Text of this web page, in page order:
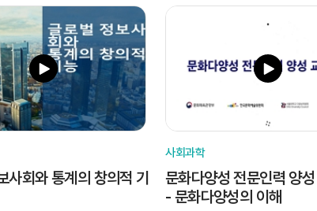
사회와 통계의 창의적 기
사회과학
문화다양성 전문인력 양
- 문화다양성의 이해